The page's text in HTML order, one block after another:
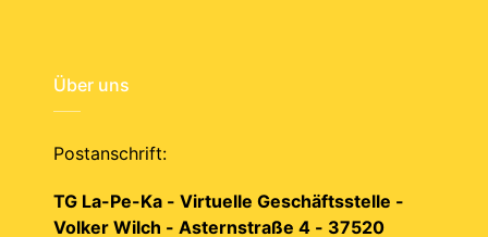
Über uns
Postanschrift:
TG La-Pe-Ka - Virtuelle Geschäftsstelle -
Volker Wilch - Asternstraße 4 - 37520